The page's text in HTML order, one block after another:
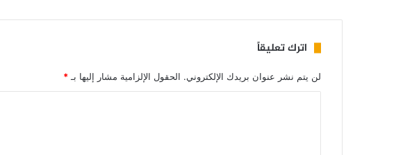
اترك تعليقاً
لن يتم نشر عنوان بريدك الإلكتروني. الحقول الإلزامية مشار إليها بـ *